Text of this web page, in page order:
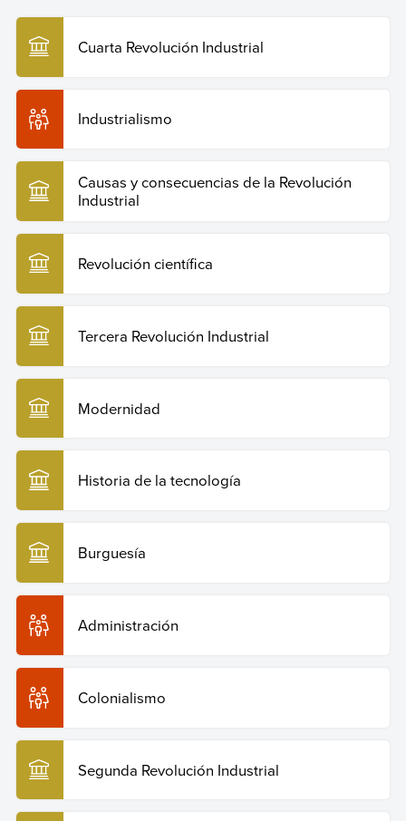
de julio de 2026 de
https://humanidades.com/revolucion-industrial/
Copiar cita
Cuarta Revolución Industrial
Industrialismo
Causas y consecuencias de la Revolución
Industrial
Revolución científica
Tercera Revolución Industrial
Modernidad
Historia de la tecnología
Burguesía
Administración
Colonialismo
Segunda Revolución Industrial